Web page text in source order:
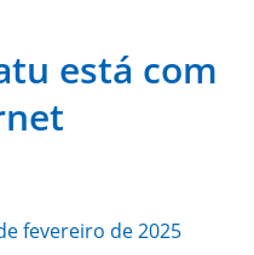
está com
fevereiro de 2025